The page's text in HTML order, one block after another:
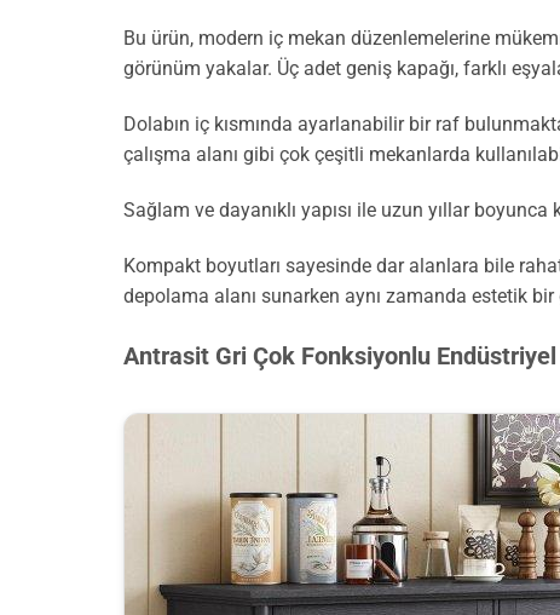
Bu ürün, modern iç mekan düzenlemelerine
görünüm yakalar. Üç adet geniş kapağı, farklı
Dolabın iç kısmında ayarlanabilir bir raf
çalışma alanı gibi çok çeşitli mekanlarda
Sağlam ve dayanıklı yapısı ile uzun yıllar
Kompakt boyutları sayesinde dar alanlara bile
depolama alanı sunarken aynı zamanda estetik
Antrasit Gri Çok Fonksiyonlu